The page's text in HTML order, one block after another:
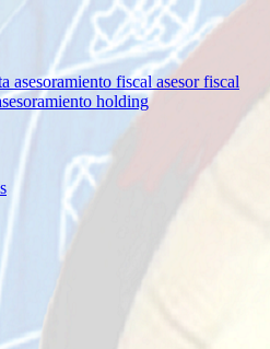
asesoramiento fiscal asesor fiscal
holding